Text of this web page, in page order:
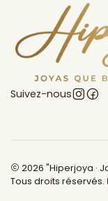
Suivez-nous
2026 "Hiperjoya ·
Tous droits réservés.